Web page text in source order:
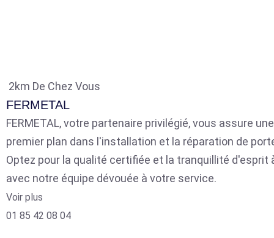
2km De Chez Vous
FERMETAL
FERMETAL, votre partenaire privilégié, vous assure
premier plan dans l'installation et la réparation de
Optez pour la qualité certifiée et la tranquillité d'esprit
avec notre équipe dévouée à votre service.
Voir plus
01 85 42 08 04